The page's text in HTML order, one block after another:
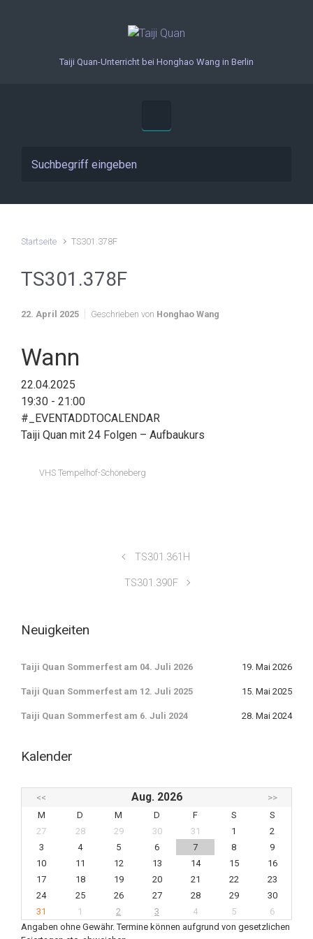
Taiji Quan-Unterricht bei Honghao Wang in Berlin
Startseite TS301.378F
TS301.378F
22. April 2025 Geschrieben von Honghao Wang
Wann
22.04.2025
19:30 - 21:00
#_EVENTADDTOCALENDAR
Taiji Quan mit 24 Folgen – Aufbaukurs
VHS Tempelhof-Schöneberg
TS301.361H
TS301.390F
Neuigkeiten
Taiji Quan Sommerfest am 04. Juli 2026 19. Mai 2026
Taiji Quan Sommerfest am 12. Juli 2025 15. Mai 2025
Taiji Quan Sommerfest am 6. Juli 2024 28. Mai 2024
Kalender
<< Aug. 2026
>>
M
D M D F S
S
27
28 29 30 31 1
2
3
4 5 6 7 8
9
10
11 12 13 14 15
16
17
18 19 20 21 22
23
24
25 26 27 28 29
30
31
1 2 3 4 5
6
Angaben ohne Gewähr. Termine können aufgrund von gesetzlichen